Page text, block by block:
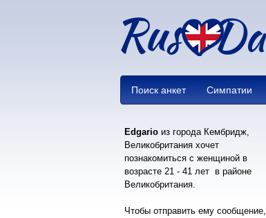
Поиск анкет Симпатии
Edgario из города Кембридж,
Великобритания хочет
познакомиться с женщиной в
возрасте 21 - 41 лет в районе
Великобритания.
Чтобы отправить ему сообщение,